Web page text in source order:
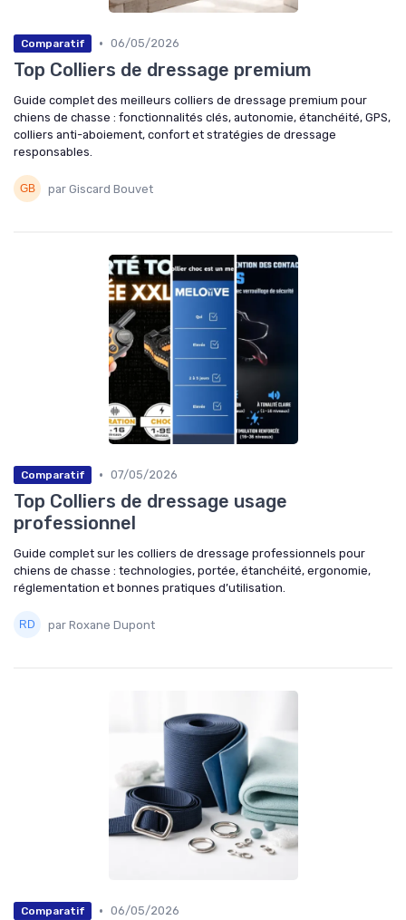
Comparatif • 06/05/2026
Top Colliers de dressage premium
Guide complet des meilleurs colliers de dressage premium pour
chiens de chasse : fonctionnalités clés, autonomie, étanchéité, GPS,
colliers anti-aboiement, confort et stratégies de dressage
responsables.
par Giscard Bouvet
Comparatif • 07/05/2026
Top Colliers de dressage usage
professionnel
Guide complet sur les colliers de dressage professionnels pour
chiens de chasse : technologies, portée, étanchéité, ergonomie,
réglementation et bonnes pratiques d’utilisation.
par Roxane Dupont
Comparatif • 06/05/2026